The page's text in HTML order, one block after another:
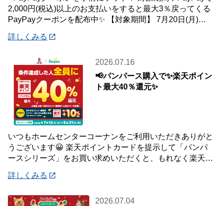
2,000円(税込)以上のお支払いをすると最大3％戻ってくる
PayPayクーポンを配布中✨ 【対象期間】 7月20日(月)～8
詳しくみる
2026.07.16
📢パンパース購入で✨楽天ポイン
ト最大40％還元✨
いつもホームセンターコーナンをご利用いただきありがと
うございます😀 楽天ポイントカードを提示して「パンパ
ースシリーズ」をお買い求めいただくと、もれなく楽天ポ
詳しくみる
2026.07.04